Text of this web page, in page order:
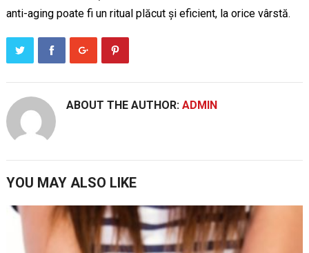
anti-aging poate fi un ritual plăcut și eficient, la orice vârstă.
ABOUT THE AUTHOR: ADMIN
YOU MAY ALSO LIKE